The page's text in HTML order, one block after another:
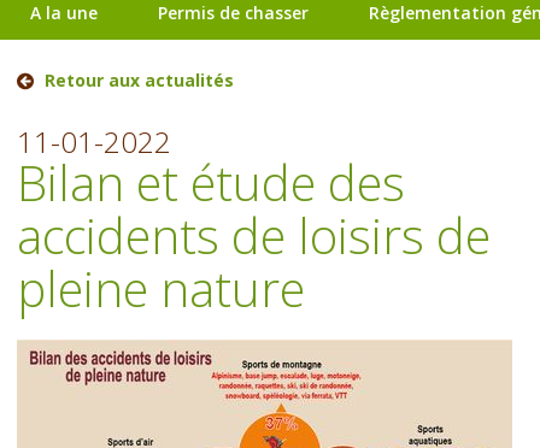
A la une Permis de chasser Règlementation
Retour aux actualités
11-01-2022
Bilan et étude des
accidents de loisirs de
pleine nature